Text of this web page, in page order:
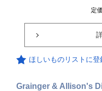
定
ほしいものリストに登
Grainger & Allison's